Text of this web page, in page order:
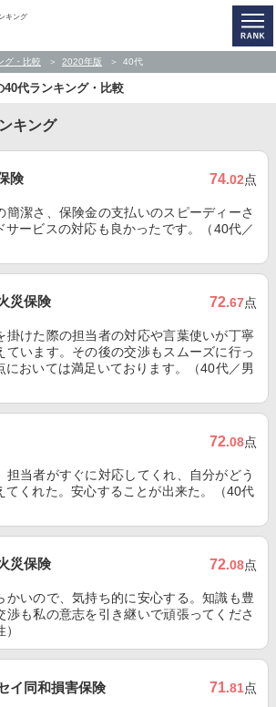
キング
グ・比較 2020年版 40代
40代ランキング・比較
キング
険 74.02点
簡潔さ、保険金の支払いのスピーディーさ
サービスの対応も良かったです。（40代／
災保険 72.67点
掛けた際の担当者の対応や言葉使いが丁寧
ています。その後の交渉もスムーズに行っ
においては満足いております。（40代／男
72.08点
担当者がすぐに対応してくれ、自分がどう
てくれた。安心することが出来た。（40代
災保険 72.08点
かいので、気持ち的に安心する。知識も豊
渉も私の意志を引き継いで頑張ってくださ
イ同和損害保険 71.81点